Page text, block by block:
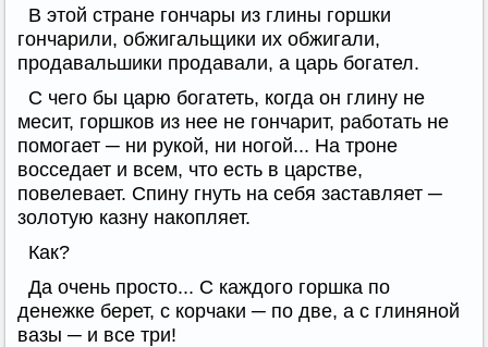
В этой стране гончары из глины горшки
гончарили, обжигальщики их обжигали,
продавальшики продавали, а царь богател.
С чего бы царю богатеть, когда он глину не
месит, горшков из нее не гончарит, работать не
помогает ─ ни рукой, ни ногой... На троне
восседает и всем, что есть в царстве,
повелевает. Спину гнуть на себя заставляет ─
золотую казну накопляет.
Как?
Да очень просто... С каждого горшка по
денежке берет, с корчаки ─ по две, а с глиняной
вазы ─ и все три!